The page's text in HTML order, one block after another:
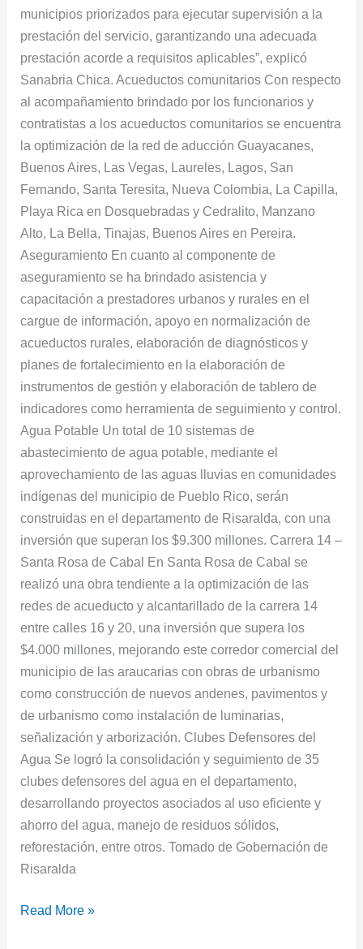
municipios priorizados para ejecutar supervisión a la
prestación del servicio, garantizando una adecuada
prestación acorde a requisitos aplicables”, explicó
Sanabria Chica. Acueductos comunitarios Con respecto
al acompañamiento brindado por los funcionarios y
contratistas a los acueductos comunitarios se encuentra
la optimización de la red de aducción Guayacanes,
Buenos Aires, Las Vegas, Laureles, Lagos, San
Fernando, Santa Teresita, Nueva Colombia, La Capilla,
Playa Rica en Dosquebradas y Cedralito, Manzano
Alto, La Bella, Tinajas, Buenos Aires en Pereira.
Aseguramiento En cuanto al componente de
aseguramiento se ha brindado asistencia y
capacitación a prestadores urbanos y rurales en el
cargue de información, apoyo en normalización de
acueductos rurales, elaboración de diagnósticos y
planes de fortalecimiento en la elaboración de
instrumentos de gestión y elaboración de tablero de
indicadores como herramienta de seguimiento y control.
Agua Potable Un total de 10 sistemas de
abastecimiento de agua potable, mediante el
aprovechamiento de las aguas lluvias en comunidades
indígenas del municipio de Pueblo Rico, serán
construidas en el departamento de Risaralda, con una
inversión que superan los $9.300 millones. Carrera 14 –
Santa Rosa de Cabal En Santa Rosa de Cabal se
realizó una obra tendiente a la optimización de las
redes de acueducto y alcantarillado de la carrera 14
entre calles 16 y 20, una inversión que supera los
$4.000 millones, mejorando este corredor comercial del
municipio de las araucarias con obras de urbanismo
como construcción de nuevos andenes, pavimentos y
de urbanismo como instalación de luminarias,
señalización y arborización. Clubes Defensores del
Agua Se logró la consolidación y seguimiento de 35
clubes defensores del agua en el departamento,
desarrollando proyectos asociados al uso eficiente y
ahorro del agua, manejo de residuos sólidos,
reforestación, entre otros. Tomado de Gobernación de
Risaralda
Read More »